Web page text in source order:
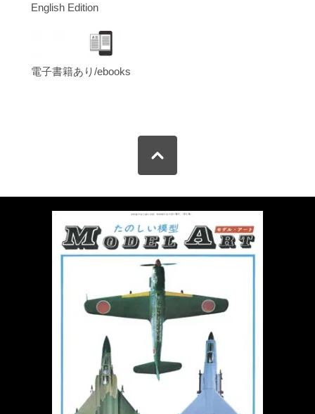
English Edition
電子書籍あり/ebooks